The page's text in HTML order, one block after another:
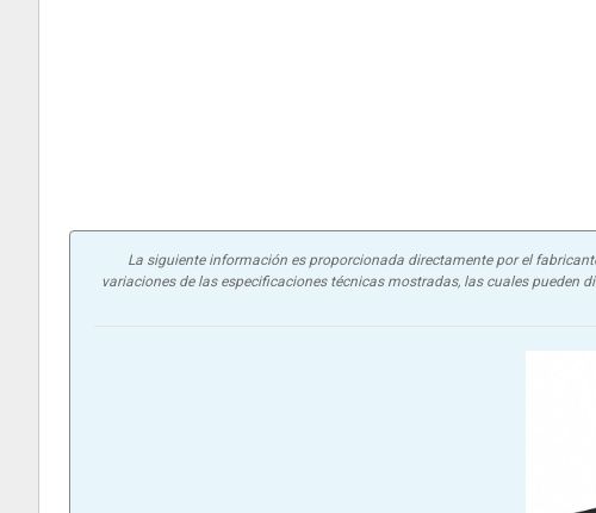
La siguiente información es proporcionada directamente por el
variaciones de las especificaciones técnicas mostradas, las cuales pueden